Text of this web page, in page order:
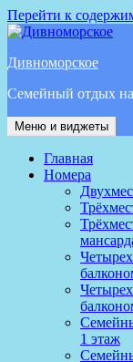
Перейти к
Дивноморское
Семейный отдых
Меню и виджеты
Главная
Номера
1 этаж